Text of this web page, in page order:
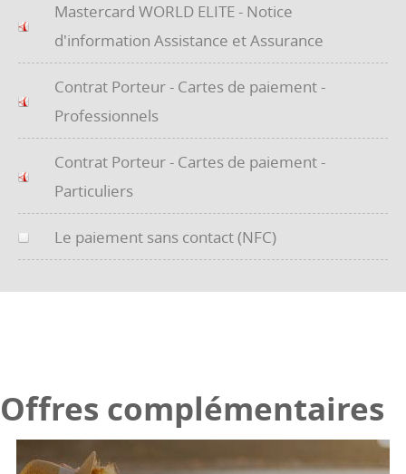
Mastercard WORLD ELITE - Notice
d'information Assistance et Assurance
Contrat Porteur - Cartes de paiement -
Professionnels
Contrat Porteur - Cartes de paiement -
Particuliers
Le paiement sans contact (NFC)
Offres complémentaires